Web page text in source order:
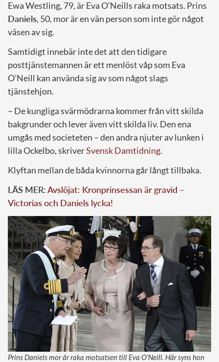
Ewa Westling, 79, är Eva O’Neills raka motsats. Prins
Daniels, 50, mor är en vän person som inte gör något
väsen av sig.
Samtidigt innebär inte det att den tidigare
posttjänstemannen är ett menlöst våp som Eva
O’Neill kan använda sig av som något slags
tjänstehjon.
– De kungliga svärmödrarna kommer från vitt skilda
bakgrunder och lever även vitt skilda liv. Den ena
umgås med societeten – den andra njuter av lunken i
lilla Ockelbo, skriverSvensk Damtidning.
Klyftan mellan de båda kvinnorna går långt tillbaka.
LÄS MER:Avslöjat: Kronprinsessan är gravid –
Victorias och Daniels lycka!
Prins Daniels mor är raka motsatsen till Eva O’Neill. Här syns hon